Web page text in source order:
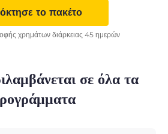
το πακέτο
χρημάτων διάρκειας 45 ημερών
σε όλα τα